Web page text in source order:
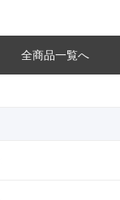
全商品一覧へ